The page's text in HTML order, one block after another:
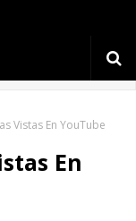
Vistas En YouTube
En